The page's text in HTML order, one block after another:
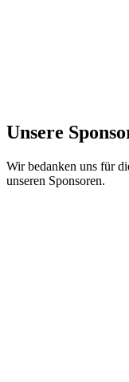
Unsere
Wir bedanken uns für
unseren Sponsoren.